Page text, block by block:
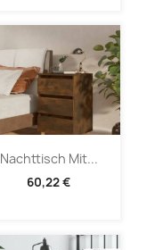
Nachttisch Mit...
60,22 €